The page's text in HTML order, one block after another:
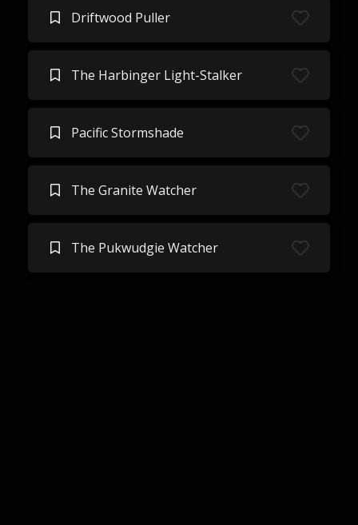
Driftwood Puller
The Harbinger Light-Stalker
Pacific Stormshade
The Granite Watcher
The Pukwudgie Watcher